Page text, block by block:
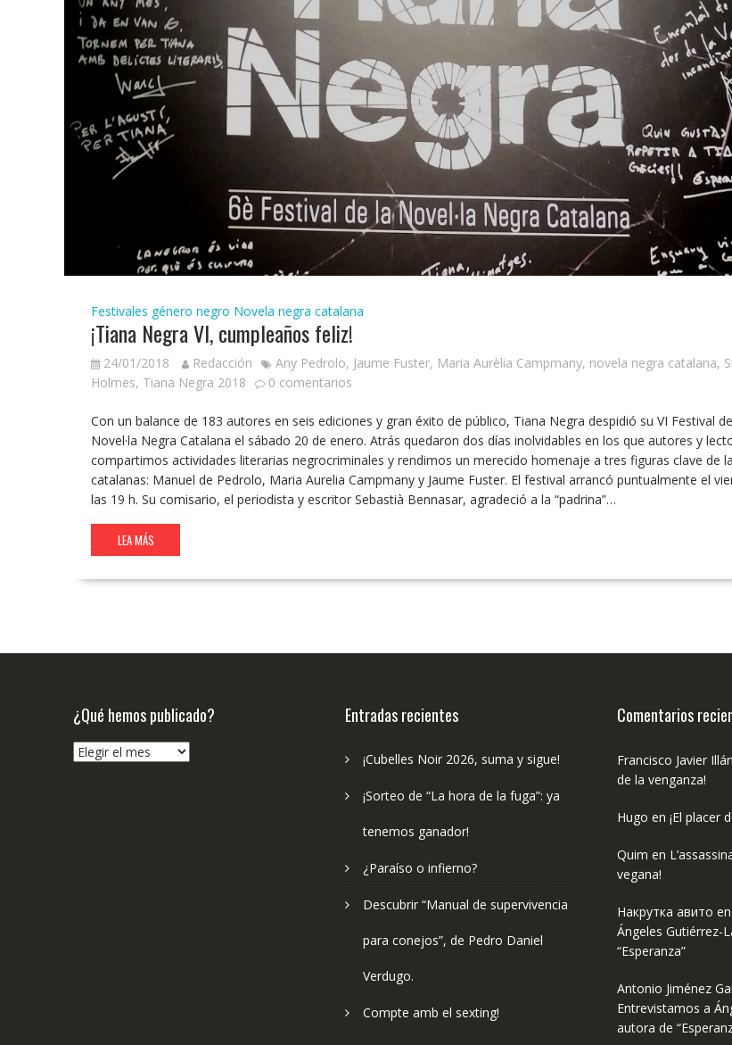
Festivales género negro Novela negra catalana
¡Tiana Negra VI, cumpleaños feliz!
24/01/2018 Redacción Any Pedrolo, Jaume Fuster, Maria Aurèlia Campmany, novela negra catalana,
Holmes, Tiana Negra 2018 0 comentarios
Con un balance de 183 autores en seis ediciones y gran éxito de público, Tiana Negra despidió su VI Festival
Novel·la Negra Catalana el sábado 20 de enero. Atrás quedaron dos días inolvidables en los que autores y
compartimos actividades literarias negrocriminales y rendimos un merecido homenaje a tres figuras clave de
catalanas: Manuel de Pedrolo, Maria Aurelia Campmany y Jaume Fuster. El festival arrancó puntualmente el
las 19 h. Su comisario, el periodista y escritor Sebastià Bennasar, agradeció a la “padrina”…
LEA MÁS
¿Qué hemos publicado?
¿Qué
Entradas recientes
¡Cubelles Noir 2026, suma y sigue!
¡Sorteo de “La hora de la fuga”: ya
tenemos ganador!
¿Paraíso o infierno?
Descubrir “Manual de supervivencia
para conejos”, de Pedro Daniel
Verdugo.
Compte amb el sexting!
Comentarios
Francisco Javier
de la venganza!
Hugo en ¡El placer
Quim en
vegana!
Накрутка авито en
Ángeles Gutiérrez-
“Esperanza”
Antonio Jiménez
Entrevistamos a
autora de